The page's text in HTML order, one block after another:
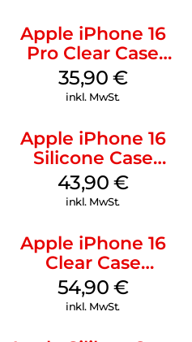
Apple iPhone 16
Pro Clear Case
MagSafe
Transparent
35,90 €
inkl. MwSt.
Apple iPhone 16
Silicone Case
MagSafe Plum
43,90 €
inkl. MwSt.
Apple iPhone 16
Clear Case
MagSafe
Transparent
54,90 €
inkl. MwSt.